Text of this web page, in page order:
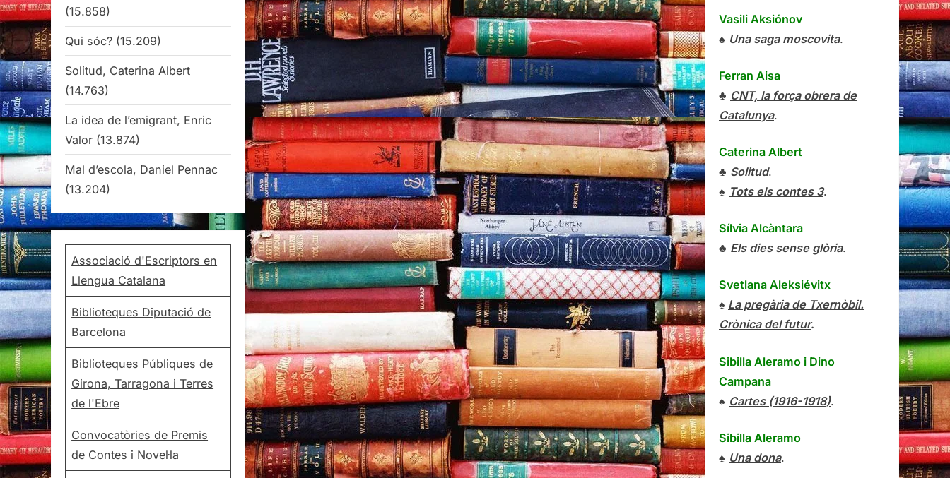
(15.858)
Qui sóc? (15.209)
Solitud, Caterina Albert
(14.763)
La idea de l’emigrant, Enric
Valor (13.874)
Mal d’escola, Daniel Pennac
(13.204)
Associació d'Escriptors en
Llengua Catalana
Biblioteques Diputació de
Barcelona
Biblioteques Públiques de
Girona, Tarragona i Terres
de l'Ebre
Convocatòries de Premis
de Contes i Novel·la
Vasili Aksiónov
♠ Una saga moscovita.
Ferran Aisa
♣ CNT, la força obrera de
Catalunya.
Caterina Albert
♣ Solitud.
♠ Tots els contes 3.
Sílvia Alcàntara
♣ Els dies sense glòria.
Svetlana Aleksiévitx
♠ La pregària de Txernòbil.
Crònica del futur.
Sibilla Aleramo i Dino
Campana
♠ Cartes (1916-1918).
Sibilla Aleramo
♠ Una dona.